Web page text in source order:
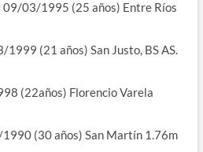
09/03/1995 (25 años) Entre Ríos
1999 (21 años) San Justo, BS AS.
(22años) Florencio Varela
(30 años) San Martín 1.76m